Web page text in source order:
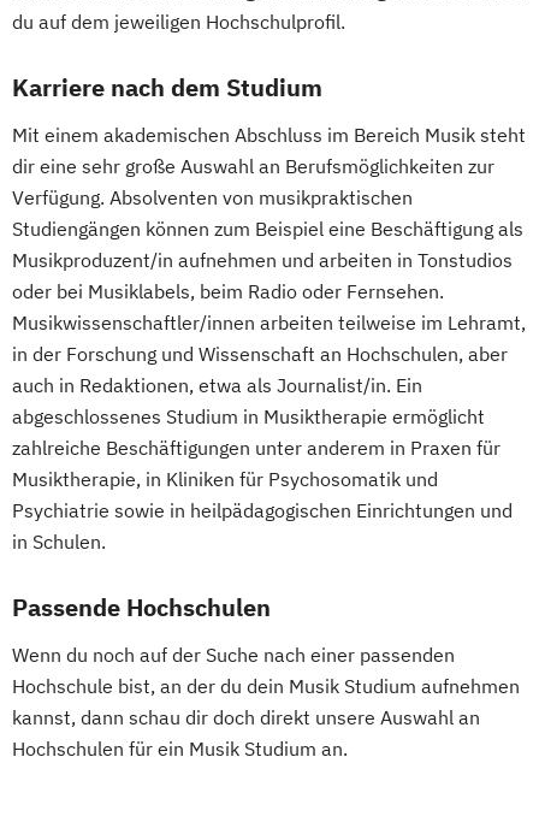
du auf dem jeweiligen Hochschulprofil.
Karriere nach dem Studium
Mit einem akademischen Abschluss im Bereich Musik steht
dir eine sehr große Auswahl an Berufsmöglichkeiten zur
Verfügung. Absolventen von musikpraktischen
Studiengängen können zum Beispiel eine Beschäftigung als
Musikproduzent/in aufnehmen und arbeiten in Tonstudios
oder bei Musiklabels, beim Radio oder Fernsehen.
Musikwissenschaftler/innen arbeiten teilweise im Lehramt,
in der Forschung und Wissenschaft an Hochschulen, aber
auch in Redaktionen, etwa als Journalist/in. Ein
abgeschlossenes Studium in Musiktherapie ermöglicht
zahlreiche Beschäftigungen unter anderem in Praxen für
Musiktherapie, in Kliniken für Psychosomatik und
Psychiatrie sowie in heilpädagogischen Einrichtungen und
in Schulen.
Passende Hochschulen
Wenn du noch auf der Suche nach einer passenden
Hochschule bist, an der du dein Musik Studium aufnehmen
kannst, dann schau dir doch direkt unsere Auswahl an
Hochschulen für ein Musik Studium an.